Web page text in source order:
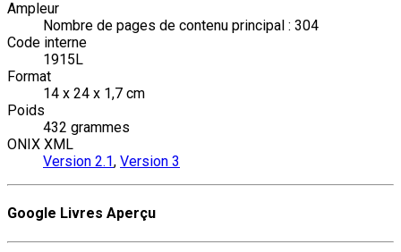
Ampleur
Nombre de pages de contenu principal : 304
Code interne
1915L
Format
14 x 24 x 1,7 cm
Poids
432 grammes
ONIX XML
Version 2.1, Version 3
Google Livres Aperçu